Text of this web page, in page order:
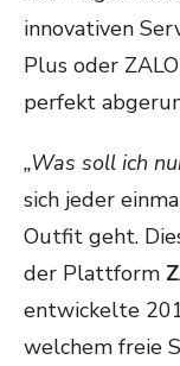
innovativen
Plus oder
perfekt
„Was soll ich
sich jeder
Outfit geht.
der Plattform
entwickelte
welchem freie